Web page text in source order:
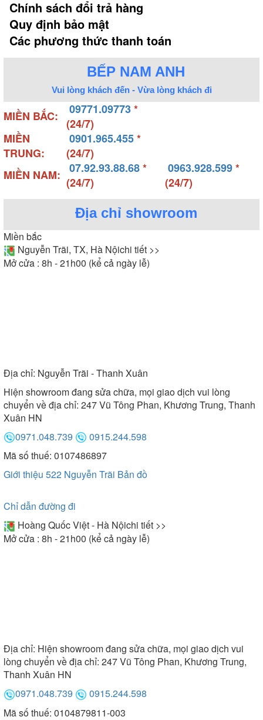
Chính sách đổi trả hàng
Quy định bảo mật
Các phương thức thanh toán
BẾP NAM ANH
Vui lòng khách đến - Vừa lòng khách đi
MIỀN BẮC: 09771.09773*
(24/7)
MIỀN
TRUNG:
0901.965.455*
(24/7)
MIỀN NAM:
07.92.93.88.68*
(24/7)
0963.928.599*
(24/7)
Địa chỉ showroom
Miền bắc
Nguyễn Trãi, TX, Hà Nộichi tiết >>
Mở cửa : 8h - 21h00 (kể cả ngày lễ)
Địa chỉ: Nguyễn Trãi - Thanh Xuân
Hiện showroom đang sửa chữa, mọi giao dịch vui lòng
chuyển về địa chỉ: 247 Vũ Tông Phan, Khương Trung, Thanh
Xuân HN
0971.048.739
0915.244.598
Mã số thuế: 0107486897
Giới thiệu 522 Nguyễn Trãi Bản đồ
Chỉ dẫn đường đi
Hoàng Quốc Việt - Hà Nộichi tiết >>
Mở cửa : 8h - 21h00 (kể cả ngày lễ)
Địa chỉ: Hiện showroom đang sửa chữa, mọi giao dịch vui
lòng chuyển về địa chỉ: 247 Vũ Tông Phan, Khương Trung,
Thanh Xuân HN
0971.048.739
0915.244.598
Mã số thuế: 0104879811-003